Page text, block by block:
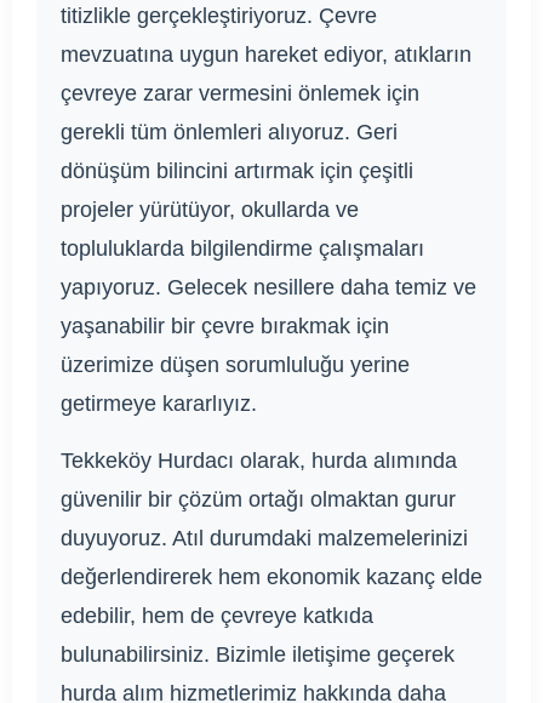
titizlikle gerçekleştiriyoruz. Çevre
mevzuatına uygun hareket ediyor, atıkların
çevreye zarar vermesini önlemek için
gerekli tüm önlemleri alıyoruz. Geri
dönüşüm bilincini artırmak için çeşitli
projeler yürütüyor, okullarda ve
topluluklarda bilgilendirme çalışmaları
yapıyoruz. Gelecek nesillere daha temiz ve
yaşanabilir bir çevre bırakmak için
üzerimize düşen sorumluluğu yerine
getirmeye kararlıyız.
Tekkeköy Hurdacı olarak, hurda alımında
güvenilir bir çözüm ortağı olmaktan gurur
duyuyoruz. Atıl durumdaki malzemelerinizi
değerlendirerek hem ekonomik kazanç elde
edebilir, hem de çevreye katkıda
bulunabilirsiniz. Bizimle iletişime geçerek
hurda alım hizmetlerimiz hakkında daha